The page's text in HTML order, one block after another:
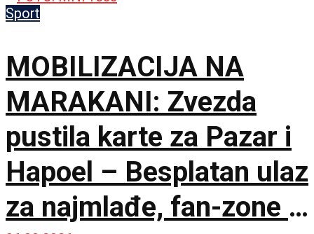
imena za avgustovske
okršaje!
Sport
MOBILIZACIJA NA
MARAKANI: Zvezda
pustila karte za Pazar i
Hapoel – Besplatan ulaz
za najmlađe, fan-zone i